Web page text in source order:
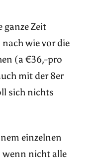
ganze Zeit
wie vor die
(a €36,-pro
mit der 8er
sich nichts
einzelnen
wenn nicht alle